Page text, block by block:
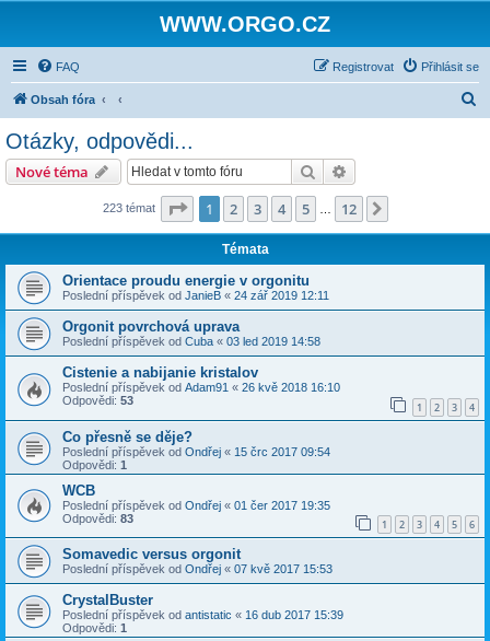
WWW.ORGO.CZ
FAQ Přihlásit se
Registrovat
Obsah fóra
Otázky, odpovědi...
Nové téma Hledat
223 témat Stránka z 12
1 2 3 4 5 12
Témata
Orientace proudu energie v orgonitu
Poslední příspěvek od JanieB « 24 zář 2019 12:11
Orgonit povrchová uprava
Poslední příspěvek od Cuba « 03 led 2019 14:58
Cistenie a nabijanie kristalov
Poslední příspěvek od Adam91 « 26 kvě 2018 16:10
Odpovědi: 53 1 2 3 4
Co přesně se děje?
Poslední příspěvek od Ondřej « 15 črc 2017 09:54
Odpovědi: 1
WCB
Poslední příspěvek od Ondřej « 01 čer 2017 19:35
Odpovědi: 83 1 2 3 4 5 6
Somavedic versus orgonit
Poslední příspěvek od Ondřej « 07 kvě 2017 15:53
CrystalBuster
Poslední příspěvek od antistatic « 16 dub 2017 15:39
Odpovědi: 1